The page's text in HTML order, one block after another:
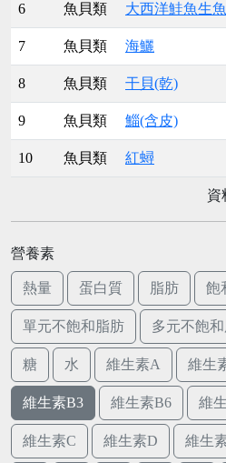
6 魚貝類 大西洋鮭魚生
7 魚貝類 海鱺
8 魚貝類 干貝(乾)
9 魚貝類 鯔(含皮)
10 魚貝類 紅蟳
資
營養素
熱量 蛋白質 脂肪 飽
單元不飽和脂肪 多元不飽
糖 水 維生素A 維生
維生素B3 維生素B6 維
維生素C 維生素D 維生